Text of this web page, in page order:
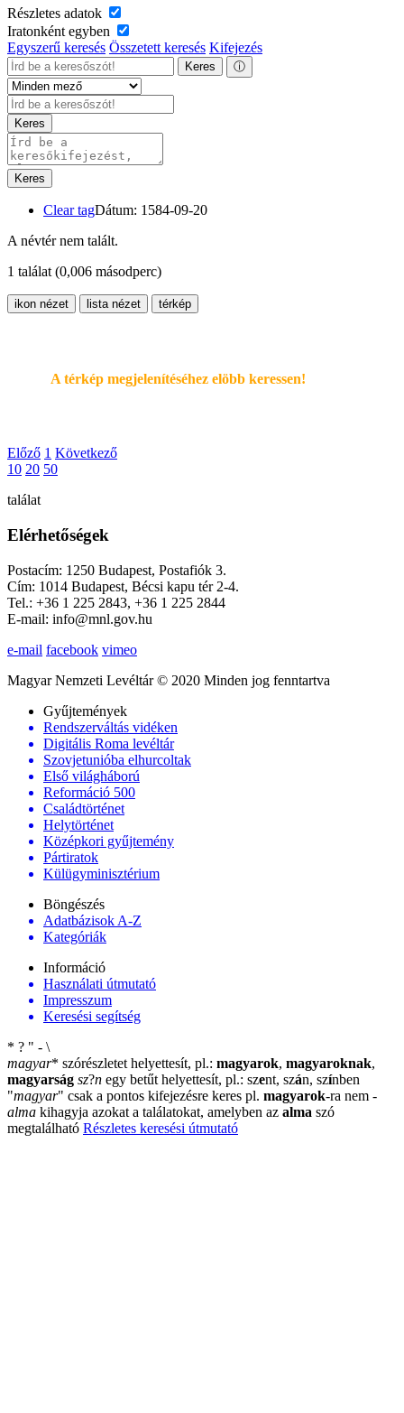
Részletes adatok
Iratonként egyben
Egyszerű keresés Összetett keresés Kifejezés
Keres ⓘ
Keres
Keres
Clear tagDátum: 1584-09-20
A névtér nem talált.
1 találat (0,006 másodperc)
ikon nézet lista nézet térkép
A térkép megjelenítéséhez elöbb keressen!
Előző 1 Következő
10 20 50
találat
Elérhetőségek
Postacím: 1250 Budapest, Postafiók 3.
Cím: 1014 Budapest, Bécsi kapu tér 2-4.
Tel.: +36 1 225 2843, +36 1 225 2844
E-mail: info@mnl.gov.hu
e-mail facebook vimeo
Magyar Nemzeti Levéltár © 2020 Minden jog fenntartva
Gyűjtemények
Rendszerváltás vidéken
Digitális Roma levéltár
Szovjetunióba elhurcoltak
Első világháború
Reformáció 500
Családtörténet
Helytörténet
Középkori gyűjtemény
Pártiratok
Külügyminisztérium
Böngészés
Adatbázisok A-Z
Kategóriák
Információ
Használati útmutató
Impresszum
Keresési segítség
* ? " - \
magyar* szórészletet helyettesít, pl.: magyarok, magyaroknak,
magyarság sz?n egy betűt helyettesít, pl.: szent, szán, színben
"magyar" csak a pontos kifejezésre keres pl. magyarok-ra nem -
alma kihagyja azokat a találatokat, amelyben az alma szó
megtalálható Részletes keresési útmutató